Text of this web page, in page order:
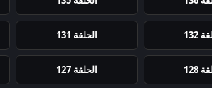
132 الحلقة 131
128 الحلقة 127